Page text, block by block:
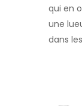
qui en
une
dans